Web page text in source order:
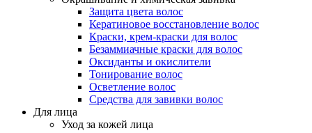
Защита цвета волос
Кератиновое восстановление волос
Краски, крем-краски для волос
Безаммиачные краски для волос
Оксиданты и окислители
Тонирование волос
Осветление волос
Средства для завивки волос
Для лица
Уход за кожей лица